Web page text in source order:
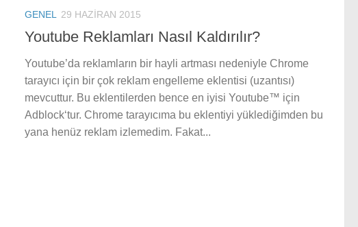
GENEL 29 HAZIRAN 2015
Youtube Reklamları Nasıl Kaldırılır?
Youtube’da reklamların bir hayli artması nedeniyle Chrome
tarayıcı için bir çok reklam engelleme eklentisi (uzantısı)
mevcuttur. Bu eklentilerden bence en iyisi Youtube™ için
Adblock‘tur. Chrome tarayıcıma bu eklentiyi yüklediğimden bu
yana henüz reklam izlemedim. Fakat...